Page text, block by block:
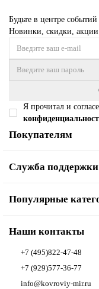
Будьте в центре
Новинки, скидки,
Я прочитал и
Покупателям
Служба поддержки
Популярные
Наши контакты
+7 (495)822-47-48
+7 (929)577-36-77
info@kovroviy-mir.ru